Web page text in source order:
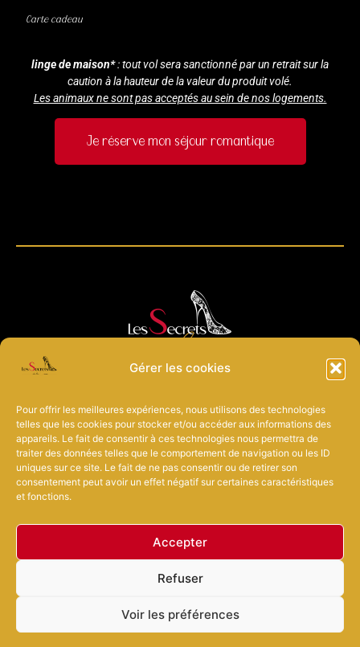
Gérer les cookies
Pour offrir les meilleures expériences, nous utilisons des technologies
telles que les cookies pour stocker et/ou accéder aux informations des
appareils. Le fait de consentir à ces technologies nous permettra de
traiter des données telles que le comportement de navigation ou les ID
uniques sur ce site. Le fait de ne pas consentir ou de retirer son
consentement peut avoir un effet négatif sur certaines caractéristiques
et fonctions.
Accepter
Refuser
Voir les préférences
Carte cadeau
linge de maison*: tout vol sera sanctionné par un retrait sur la
caution à la hauteur de la valeur du produit volé.
Les animaux ne sont pas acceptés au sein de nos logements.
Je réserve mon séjour romantique
Accueil L’Audacieuse L’Inqualifiable Options Activités
Réservation Contact FAQ
35410 Châteaugiron (Bretagne, FRANCE)
Proche Rennes & Vitré